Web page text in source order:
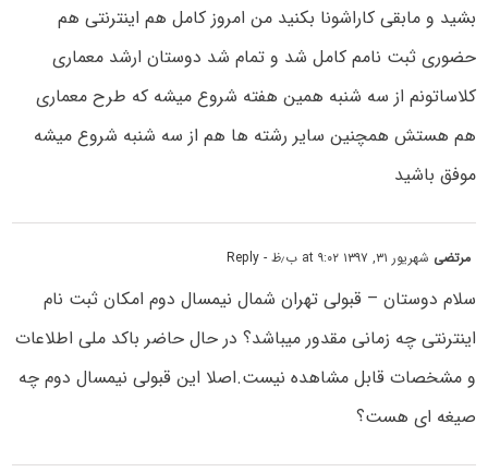
بشید و مابقی کاراشونا بکنید من امروز کامل هم اینترنتی هم
حضوری ثبت نامم کامل شد و تمام شد دوستان ارشد معماری
کلاساتونم از سه شنبه همین هفته شروع میشه که طرح معماری
هم هستش همچنین سایر رشته ها هم از سه شنبه شروع میشه
موفق باشید
مرتضی شهریور ۳۱, ۱۳۹۷ at ۹:۰۲ ب٫ظ - Reply
سلام دوستان – قبولی تهران شمال نیمسال دوم امکان ثبت نام
اینترنتی چه زمانی مقدور میباشد؟ در حال حاضر باکد ملی اطلاعات
و مشخصات قابل مشاهده نیست.اصلا این قبولی نیمسال دوم چه
صیغه ای هست؟